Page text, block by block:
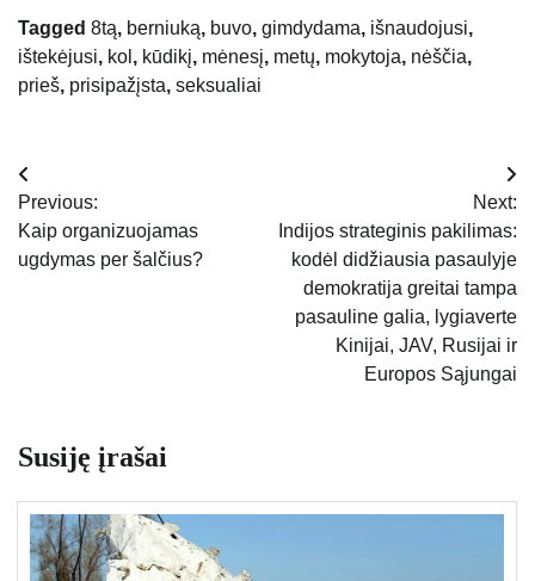
Tagged 8tą, berniuką, buvo, gimdydama, išnaudojusi,
ištekėjusi, kol , kūdikį, mėnesį, metų, mokytoja, nėščia,
prieš, prisipažįsta, seksualiai
Navigacija
tarp
įrašų
Previous:
Kaip organizuojamas
ugdymas per šalčius?
Next:
Indijos strateginis pakilimas:
kodėl didžiausia pasaulyje
demokratija greitai tampa
pasauline galia, lygiaverte
Kinijai, JAV, Rusijai ir
Europos Sąjungai
Susiję įrašai